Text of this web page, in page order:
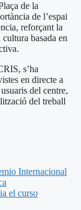
de la
de l’espai
reforçant la
basada en
s’ha
en directe a
del centre,
del treball
Internacional
el curso